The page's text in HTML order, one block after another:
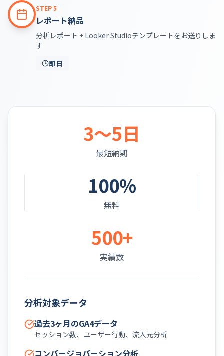
STEP5
レポート納品
分析レポート + Looker Studioテンプレートをお送りしま
す
即日
3～5日
最短納期
100%
無料
500+
実績数
分析対象データ
過去3ヶ月のGA4データ
セッション数、ユーザー行動、流入元分析
コンバージョバーション分析